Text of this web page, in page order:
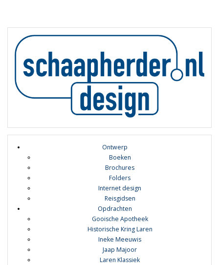
Ontwerp
Boeken
Brochures
Folders
Internet design
Reisgidsen
Opdrachten
Gooische Apotheek
Historische Kring Laren
Ineke Meeuwis
Jaap Majoor
Laren Klassiek